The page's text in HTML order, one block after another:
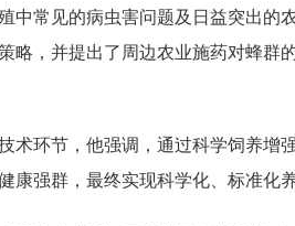
中常见的病虫害问题及日益突出的
略，并提出了周边农业施药对蜂群
术环节，他强调，通过科学饲养增
强群，最终实现科学化、标准化养